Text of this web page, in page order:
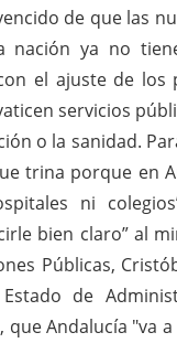
de que las
nación ya no
el ajuste de los
servicios
o la sanidad.
trina porque en
ni
bien claro” al
Públicas,
de
que Andalucía "va